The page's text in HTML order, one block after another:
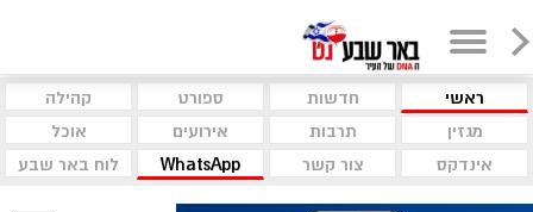
ראשי חדשות ספורט
קהילה
מגזין
תרבות אירועים
אוכל
אינדקס
צור קשר WhatsApp לוח באר שבע